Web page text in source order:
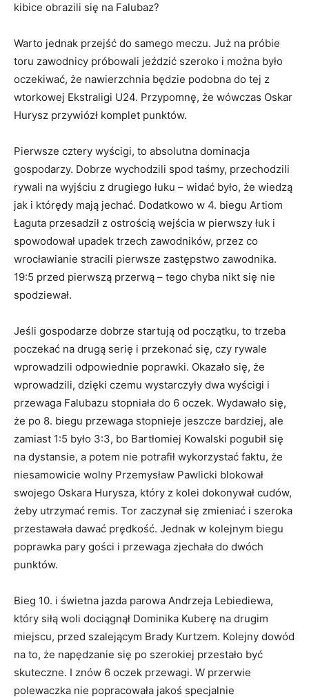
kibice obrazili się na Falubaz?
Warto jednak przejść do samego meczu. Już na próbie
toru zawodnicy próbowali jeździć szeroko i można było
oczekiwać, że nawierzchnia będzie podobna do tej z
wtorkowej Ekstraligi U24. Przypomnę, że wówczas Oskar
Hurysz przywiózł komplet punktów.
Pierwsze cztery wyścigi, to absolutna dominacja
gospodarzy. Dobrze wychodzili spod taśmy, przechodzili
rywali na wyjściu z drugiego łuku – widać było, że wiedzą
jak i którędy mają jechać. Dodatkowo w 4. biegu Artiom
Łaguta przesadził z ostrością wejścia w pierwszy łuk i
spowodował upadek trzech zawodników, przez co
wrocławianie stracili pierwsze zastępstwo zawodnika.
19:5 przed pierwszą przerwą – tego chyba nikt się nie
spodziewał.
Jeśli gospodarze dobrze startują od początku, to trzeba
poczekać na drugą serię i przekonać się, czy rywale
wprowadzili odpowiednie poprawki. Okazało się, że
wprowadzili, dzięki czemu wystarczyły dwa wyścigi i
przewaga Falubazu stopniała do 6 oczek. Wydawało się,
że po 8. biegu przewaga stopnieje jeszcze bardziej, ale
zamiast 1:5 było 3:3, bo Bartłomiej Kowalski pogubił się
na dystansie, a potem nie potrafił wykorzystać faktu, że
niesamowicie wolny Przemysław Pawlicki blokował
swojego Oskara Hurysza, który z kolei dokonywał cudów,
żeby utrzymać remis. Tor zaczynał się zmieniać i szeroka
przestawała dawać prędkość. Jednak w kolejnym biegu
poprawka pary gości i przewaga zjechała do dwóch
punktów.
Bieg 10. i świetna jazda parowa Andrzeja Lebiediewa,
który siłą woli dociągnął Dominika Kuberę na drugim
miejscu, przed szalejącym Brady Kurtzem. Kolejny dowód
na to, że napędzanie się po szerokiej przestało być
skuteczne. I znów 6 oczek przewagi. W przerwie
polewaczka nie popracowała jakoś specjalnie